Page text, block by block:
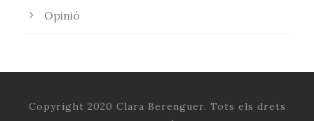
Opinió
Copyright 2020 Clara Berenguer. Tots els drets